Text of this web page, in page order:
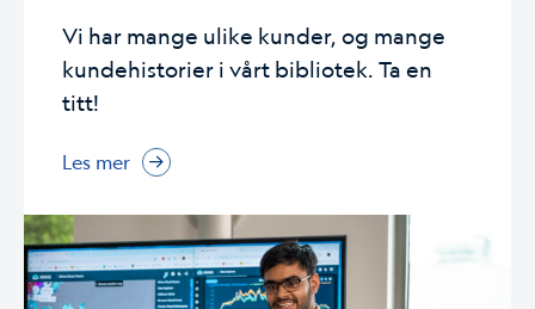
Vi har mange ulike kunder, og mange
kundehistorier i vårt bibliotek. Ta en
titt!
Les mer